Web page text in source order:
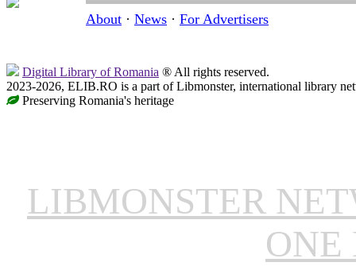
About · News · For Advertisers
Digital Library of Romania ® All rights reserved.
2023-2026, ELIB.RO is a part of Libmonster, international library
Preserving Romania's heritage
LIBMONSTER
ONE